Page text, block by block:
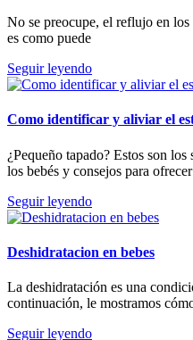
No se preocupe, el reflujo en
es como puede
Seguir leyendo
Como identificar y aliviar el
¿Pequeño tapado? Estos son
los bebés y consejos para ofrecer
Seguir leyendo
Deshidratacion en bebes
La deshidratación es una
continuación, le mostramos
Seguir leyendo